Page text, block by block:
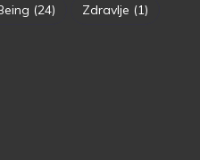
(24) Zdravlje (1)